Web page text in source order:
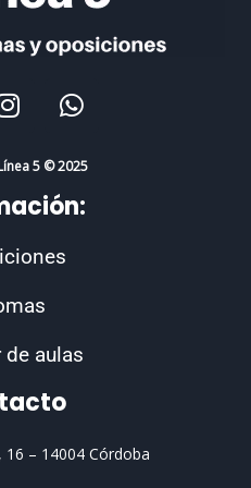
I
n
t
a
g
r
m
W
h
t
s
a
5 © 2025
aulas
16 – 14004 Córdoba